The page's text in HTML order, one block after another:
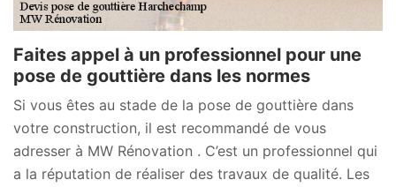
Faites appel à un professionnel pour une
pose de gouttière dans les normes
Si vous êtes au stade de la pose de gouttière dans
votre construction, il est recommandé de vous
adresser à MW Rénovation . C’est un professionnel qui
a la réputation de réaliser des travaux de qualité. Les